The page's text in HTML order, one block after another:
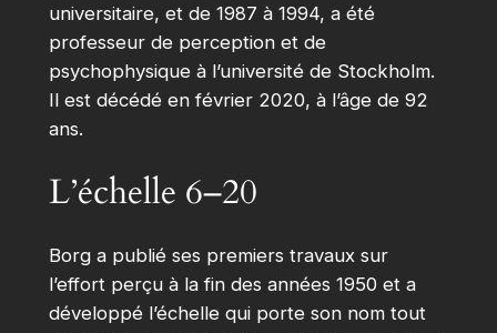
universitaire, et de 1987 à 1994, a été
professeur de perception et de
psychophysique à l’université de Stockholm.
Il est décédé en février 2020, à l’âge de 92
ans.
L’échelle 6–20
Borg a publié ses premiers travaux sur
l’effort perçu à la fin des années 1950 et a
développé l’échelle qui porte son nom tout